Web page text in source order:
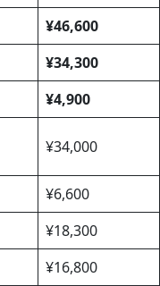
¥46,600
¥34,300
¥4,900
¥34,000
¥6,600
¥18,300
¥16,800